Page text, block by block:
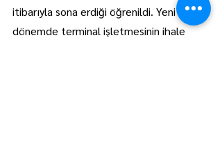
itibarıyla sona erdiği öğrenildi. Yeni
dönemde terminal işletmesinin ihale